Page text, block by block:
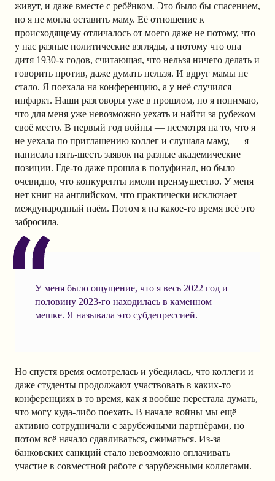
живут, и даже вместе с ребёнком. Это было бы спасением,
но я не могла оставить маму. Её отношение к
происходящему отличалось от моего даже не потому, что
у нас разные политические взгляды, а потому что она
дитя 1930-х годов, считающая, что нельзя ничего делать и
говорить против, даже думать нельзя. И вдруг мамы не
стало. Я поехала на конференцию, а у неё случился
инфаркт. Наши разговоры уже в прошлом, но я понимаю,
что для меня уже невозможно уехать и найти за рубежом
своё место. В первый год войны — несмотря на то, что я
не уехала по приглашению коллег и слушала маму, — я
написала пять-шесть заявок на разные академические
позиции. Где-то даже прошла в полуфинал, но было
очевидно, что конкуренты имели преимущество. У меня
нет книг на английском, что практически исключает
международный наём. Потом я на какое-то время всё это
забросила.
У меня было ощущение, что я весь 2022 год и
половину 2023-го находилась в каменном
мешке. Я называла это субдепрессией.
Но спустя время осмотрелась и убедилась, что коллеги и
даже студенты продолжают участвовать в каких-то
конференциях в то время, как я вообще перестала думать,
что могу куда-либо поехать. В начале войны мы ещё
активно сотрудничали с зарубежными партнёрами, но
потом всё начало сдавливаться, сжиматься. Из-за
банковских санкций стало невозможно оплачивать
участие в совместной работе с зарубежными коллегами.